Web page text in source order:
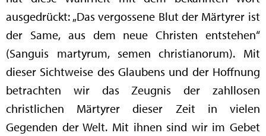
ausgedrückt: „Das vergossene Blut der Märtyrer ist
der Same, aus dem neue Christen entstehen“
(Sanguis martyrum, semen christianorum). Mit
dieser Sichtweise des Glaubens und der Hoffnung
betrachten wir das Zeugnis der zahllosen
christlichen Märtyrer dieser Zeit in vielen
Gegenden der Welt. Mit ihnen sind wir im Gebet